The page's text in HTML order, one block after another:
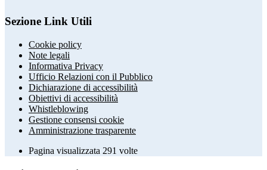
Sezione Link Utili
Cookie policy
Note legali
Informativa Privacy
Ufficio Relazioni con il Pubblico
Dichiarazione di accessibilità
Obiettivi di accessibilità
Whistleblowing
Gestione consensi cookie
Amministrazione trasparente
Pagina visualizzata 291 volte